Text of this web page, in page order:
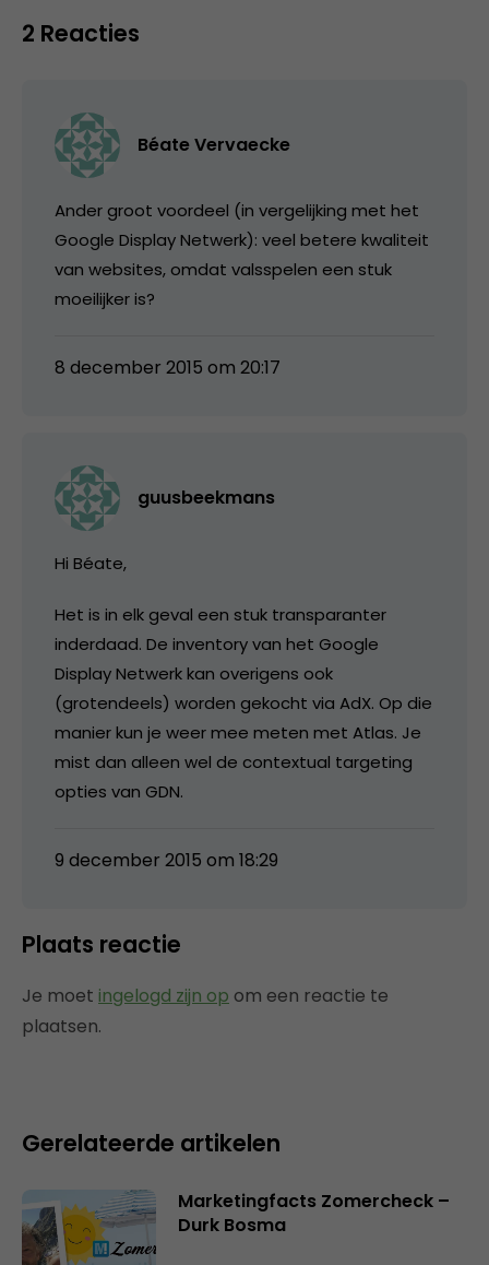
2 Reacties
Béate Vervaecke
Ander groot voordeel (in vergelijking met het
Google Display Netwerk): veel betere kwaliteit
van websites, omdat valsspelen een stuk
moeilijker is?
8 december 2015 om 20:17
guusbeekmans
Hi Béate,
Het is in elk geval een stuk transparanter
inderdaad. De inventory van het Google
Display Netwerk kan overigens ook
(grotendeels) worden gekocht via AdX. Op die
manier kun je weer mee meten met Atlas. Je
mist dan alleen wel de contextual targeting
opties van GDN.
9 december 2015 om 18:29
Plaats reactie
Je moet ingelogd zijn op om een reactie te
plaatsen.
Gerelateerde artikelen
Marketingfacts Zomercheck –
Durk Bosma